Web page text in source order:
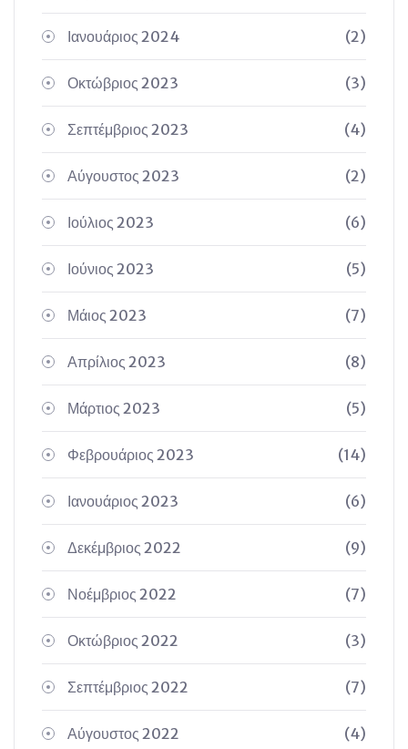
Ιανουάριος 2024 (2)
Οκτώβριος 2023 (3)
Σεπτέμβριος 2023 (4)
Αύγουστος 2023 (2)
Ιούλιος 2023 (6)
Ιούνιος 2023 (5)
Μάιος 2023 (7)
Απρίλιος 2023 (8)
Μάρτιος 2023 (5)
Φεβρουάριος 2023 (14)
Ιανουάριος 2023 (6)
Δεκέμβριος 2022 (9)
Νοέμβριος 2022 (7)
Οκτώβριος 2022 (3)
Σεπτέμβριος 2022 (7)
Αύγουστος 2022 (4)